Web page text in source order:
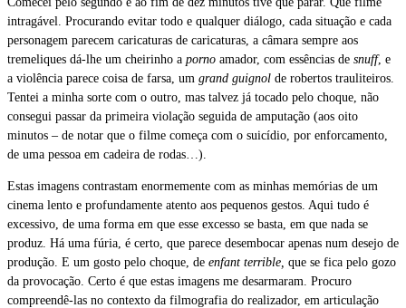
intragável. Procurando evitar todo e qualquer diálogo, cada situação e cada
personagem parecem caricaturas de caricaturas, a câmara sempre aos
tremeliques dá-lhe um cheirinho a porno amador, com essências de snuff, e
a violência parece coisa de farsa, um grand guignol de robertos trauliteiros.
Tentei a minha sorte com o outro, mas talvez já tocado pelo choque, não
consegui passar da primeira violação seguida de amputação (aos oito
minutos – de notar que o filme começa com o suicídio, por enforcamento,
de uma pessoa em cadeira de rodas…).
Estas imagens contrastam enormemente com as minhas memórias de um
cinema lento e profundamente atento aos pequenos gestos. Aqui tudo é
excessivo, de uma forma em que esse excesso se basta, em que nada se
produz. Há uma fúria, é certo, que parece desembocar apenas num desejo de
produção. E um gosto pelo choque, de enfant terrible, que se fica pelo gozo
da provocação. Certo é que estas imagens me desarmaram. Procuro
compreendê-las no contexto da filmografia do realizador, em articulação